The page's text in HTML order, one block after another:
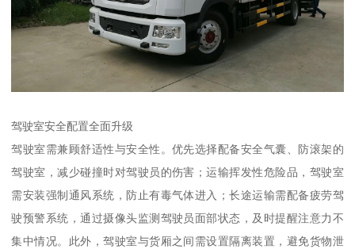
驾驶室安全配置全面升级​
驾驶室需兼顾舒适性与安全性。优先选择配备安全气囊、防滚架的
驾驶室，减少碰撞时对驾驶员的伤害；运输挥发性危险品，驾驶室
需安装强制通风系统，防止有毒气体进入；长途运输需配备疲劳驾
驶预警系统，通过摄像头监测驾驶员面部状态，及时提醒注意力不
集中情况。此外，驾驶室与货厢之间需设置隔离装置，避免货物泄